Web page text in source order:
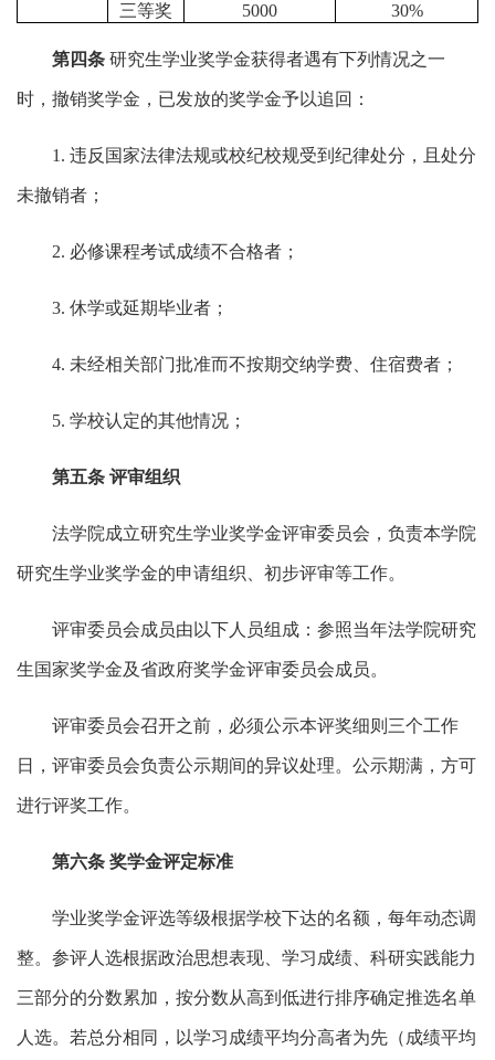
三等奖 5000 30%
第四条 研究生学业奖学金获得者遇有下列情况之一
时，撤销奖学金，已发放的奖学金予以追回：
1. 违反国家法律法规或校纪校规受到纪律处分，且处分
未撤销者；
2. 必修课程考试成绩不合格者；
3. 休学或延期毕业者；
4. 未经相关部门批准而不按期交纳学费、住宿费者；
5. 学校认定的其他情况；
第五条 评审组织
法学院成立研究生学业奖学金评审委员会，负责本学院
研究生学业奖学金的申请组织、初步评审等工作。
评审委员会成员由以下人员组成：参照当年法学院研究
生国家奖学金及省政府奖学金评审委员会成员。
评审委员会召开之前，必须公示本评奖细则三个工作
日，评审委员会负责公示期间的异议处理。公示期满，方可
进行评奖工作。
第六条 奖学金评定标准
学业奖学金评选等级根据学校下达的名额，每年动态调
整。参评人选根据政治思想表现、学习成绩、科研实践能力
三部分的分数累加，按分数从高到低进行排序确定推选名单
人选。若总分相同，以学习成绩平均分高者为先（成绩平均